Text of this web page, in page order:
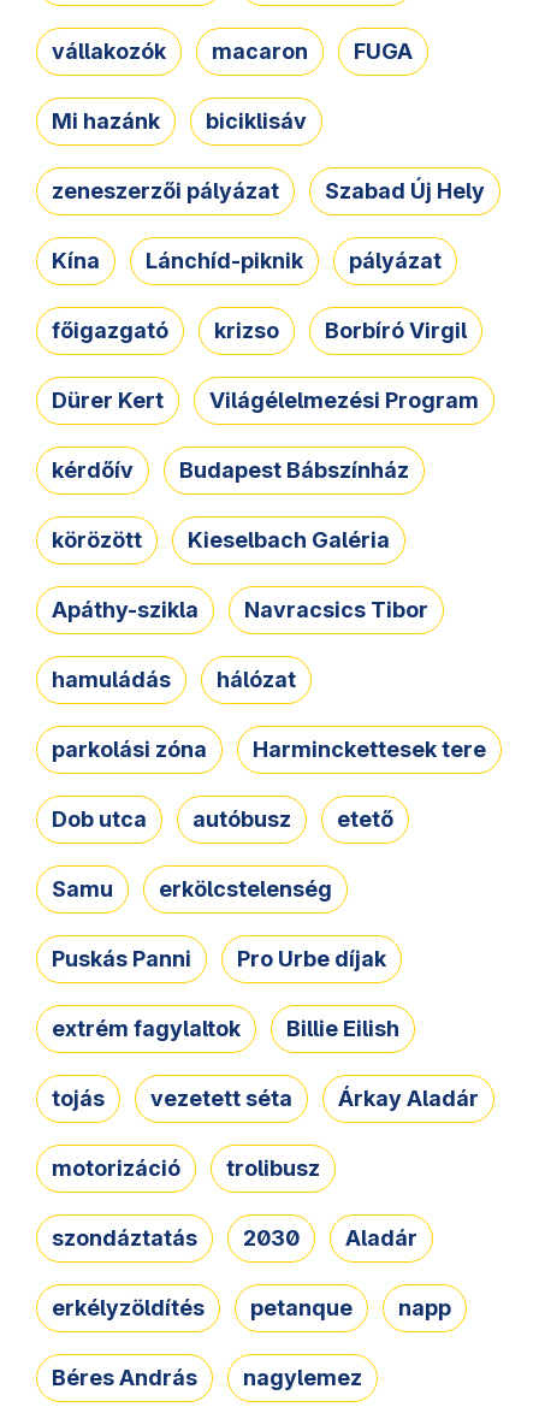
vállakozók macaron FUGA
Mi hazánk biciklisáv
zeneszerzői pályázat Szabad Új Hely
Kína Lánchíd-piknik pályázat
főigazgató krizso Borbíró Virgil
Dürer Kert Világélelmezési Program
kérdőív Budapest Bábszínház
körözött Kieselbach Galéria
Apáthy-szikla Navracsics Tibor
hamuládás hálózat
parkolási zóna Harminckettesek tere
Dob utca autóbusz etető
Samu erkölcstelenség
Puskás Panni Pro Urbe díjak
extrém fagylaltok Billie Eilish
tojás vezetett séta Árkay Aladár
motorizáció trolibusz
szondáztatás 2030 Aladár
erkélyzöldítés petanque napp
Béres András nagylemez